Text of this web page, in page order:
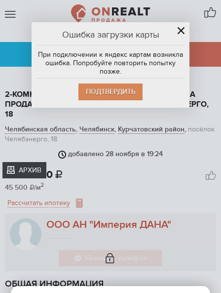
ЧЕЛЯБИНСК
АРЕНДА
ПРОДАЖА
2-КОМНАТНАЯ КВАРТИРА, 41.8 М2, ЭТАЖ 1 / 2, НА
ПРОДАЖУ В ЧЕЛЯБИНСКЕ, ПОСЁЛОК ЧЕЛЯБЭНЕРГО,
18
Челябинская область, Челябинск, Курчатовский район, посёлок
Челябэнерго, 18
добавлено 28 ноября в 19:24
АРХИВ
1 / 13
1 900 000 
45 500 /м2
Рассчитать ипотеку
ООО АН "Империя ДАНА"
Показать телефон
ОБЩАЯ ИНФОРМАЦИЯ
Ошибка загрузки карты
При подключении к яндекс картам возникла
ошибка. Попробуйте повторить попытку
позже.
ПОДТВЕРДИТЬ